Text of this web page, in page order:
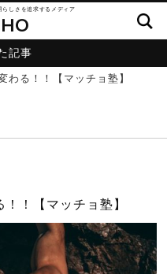
らしさを追求するメディア
記事
わる！！【マッチョ塾】
！【マッチョ塾】